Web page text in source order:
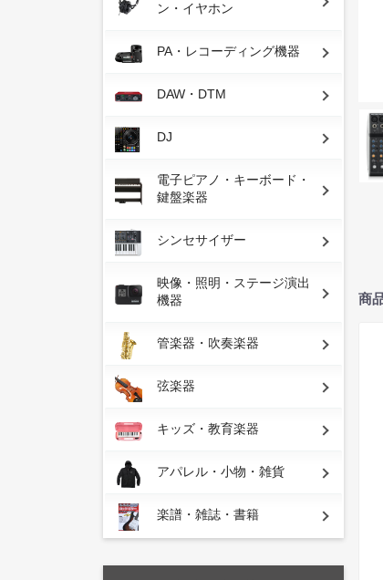
ン・イヤホン
PA・レコーディング機器
DAW・DTM
DJ
電子ピアノ・キーボード・
鍵盤楽器
シンセサイザー
映像・照明・ステージ演出
機器
管楽器・吹奏楽器
弦楽器
キッズ・教育楽器
アパレル・小物・雑貨
楽譜・雑誌・書籍
商